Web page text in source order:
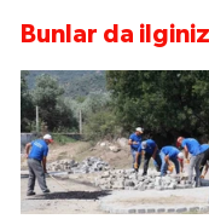
Bunlar da